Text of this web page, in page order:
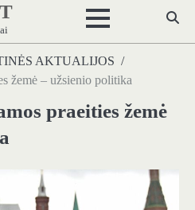
AKTUALIJOS
žemė – užsienio politika
praeities žemė